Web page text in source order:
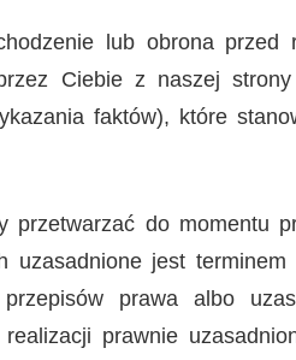
lub obrona
Ciebie z naszej
faktów), które
przetwarzać do momentu
uzasadnione jest
przepisów prawa albo
prawnie